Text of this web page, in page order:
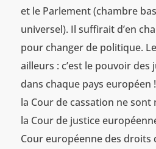
et le Parlement (chambre
universel). Il suffirait d’en
pour changer de politique.
ailleurs : c’est le pouvoir
dans chaque pays européen
la Cour de cassation ne
la Cour de justice
Cour européenne des droits